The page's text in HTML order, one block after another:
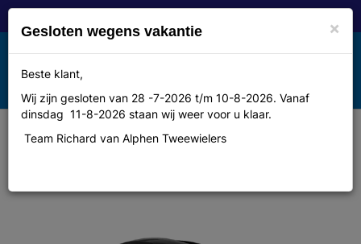
Toggle
navigation
MENU
Helm Kask Sintesi WG11 M Black
×
Gesloten wegens vakantie
Beste klant,
Wij zijn gesloten van 28 -7-2026 t/m 10-8-2026. Vanaf
dinsdag 11-8-2026 staan wij weer voor u klaar.
Team Richard van Alphen Tweewielers